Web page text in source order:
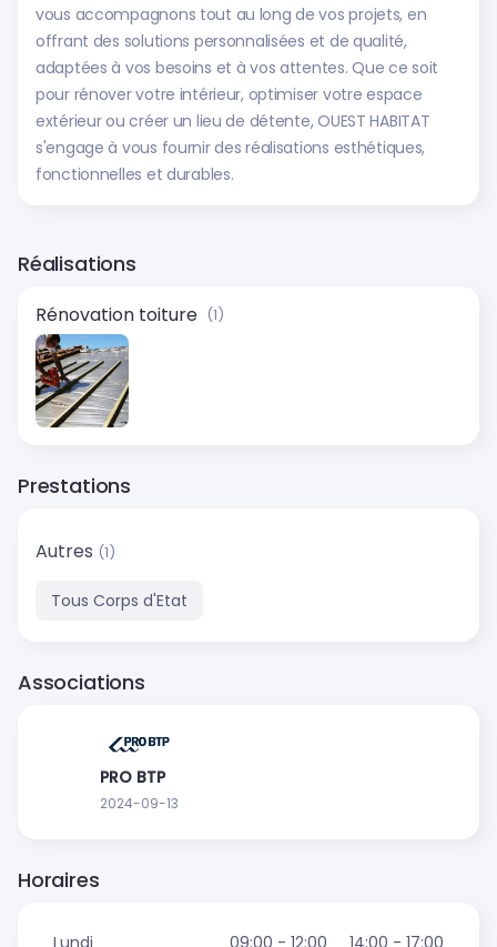
vous accompagnons tout au long de vos projets, en
offrant des solutions personnalisées et de qualité,
adaptées à vos besoins et à vos attentes. Que ce soit
pour rénover votre intérieur, optimiser votre espace
extérieur ou créer un lieu de détente, OUEST HABITAT
s'engage à vous fournir des réalisations esthétiques,
fonctionnelles et durables.
Réalisations
Rénovation toiture (1)
Prestations
Autres (1)
Tous Corps d'Etat
Associations
PRO BTP
2024-09-13
Horaires
Lundi 09:00 - 12:00 14:00 - 17:00